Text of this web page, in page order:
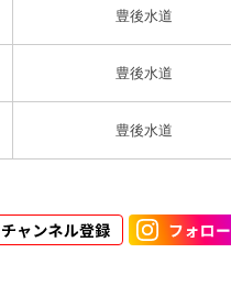
豊後水道
豊後水道
豊後水道